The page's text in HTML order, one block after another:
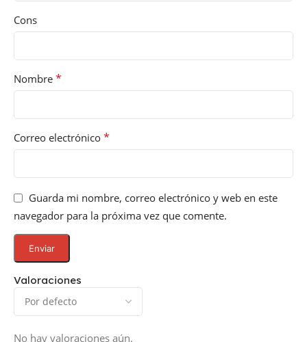
Valoraciones
No hay valoraciones aún.
Cons
Nombre *
Correo electrónico *
Guarda mi nombre, correo electrónico y web en este
navegador para la próxima vez que comente.